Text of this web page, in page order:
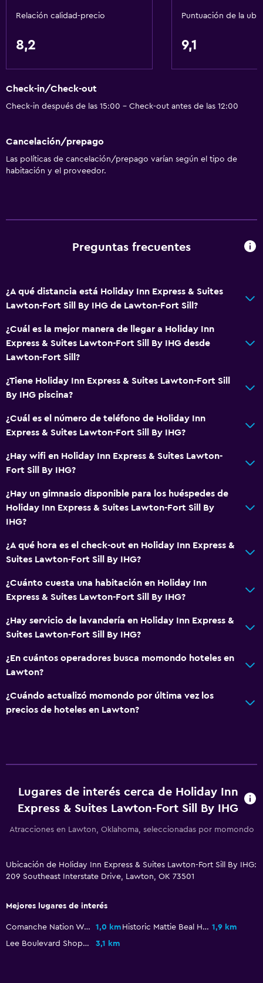
Servicios y facilidades
Instalaciones para reuniones
Minimercado en las instalaciones
Acceso con llave
Accesibilidad y adecuación
Ascensor disponible
Para no fumadores
Almohada sin plumas
Entrada privada
Tetera/cafetera
Cafetera
Cocineta
Baño
Gorro de baño
Aseo
General
Alfombrado
Espacio de almacenamiento
Radio
TV por cable o vía satélite
Reproductor de DVD
Relación calidad-precio
8,2
Puntuación de la
9,1
Check-in/Check-out
Check-in después de las 15:00 - Check-out antes de las 12:00
Cancelación/prepago
Las políticas de cancelación/prepago varían según el tipo de
habitación y el proveedor.
Preguntas frecuentes
¿A qué distancia está Holiday Inn Express & Suites
Lawton-Fort Sill By IHG de Lawton-Fort Sill?
¿Cuál es la mejor manera de llegar a Holiday Inn
Express & Suites Lawton-Fort Sill By IHG desde
Lawton-Fort Sill?
¿Tiene Holiday Inn Express & Suites Lawton-Fort Sill
By IHG piscina?
¿Cuál es el número de teléfono de Holiday Inn
Express & Suites Lawton-Fort Sill By IHG?
¿Hay wifi en Holiday Inn Express & Suites Lawton-
Fort Sill By IHG?
¿Hay un gimnasio disponible para los huéspedes de
Holiday Inn Express & Suites Lawton-Fort Sill By
IHG?
¿A qué hora es el check-out en Holiday Inn Express &
Suites Lawton-Fort Sill By IHG?
¿Cuánto cuesta una habitación en Holiday Inn
Express & Suites Lawton-Fort Sill By IHG?
¿Hay servicio de lavandería en Holiday Inn Express &
Suites Lawton-Fort Sill By IHG?
¿En cuántos operadores busca momondo hoteles en
Lawton?
¿Cuándo actualizó momondo por última vez los
precios de hoteles en Lawton?
Lugares de interés cerca de Holiday Inn
Express & Suites Lawton-Fort Sill By IHG
Atracciones en Lawton, Oklahoma, seleccionadas por momondo
Ubicación de Holiday Inn Express & Suites Lawton-Fort Sill By IHG:
209 Southeast Interstate Drive, Lawton, OK 73501
Mejores lugares de interés
Comanche Nation Waterpark 1,0 km Historic Mattie Beal Home 1,9 km
Lee Boulevard Shopping Center
3,1 km